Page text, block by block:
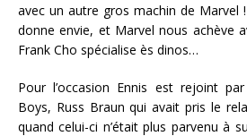
avec un autre gros machin de Marvel
donne envie, et Marvel nous achève
Frank Cho spécialise ès dinos…
Pour l’occasion Ennis est rejoint
Boys, Russ Braun qui avait pris le
quand celui-ci n’était plus parvenu à